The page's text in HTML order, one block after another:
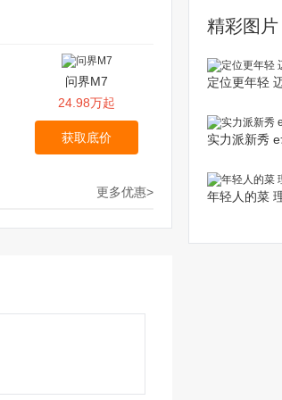
问界M7
24.98万起
获取底价
更多优惠>
精彩图片
定位更年轻
实力派新秀
年轻人的菜